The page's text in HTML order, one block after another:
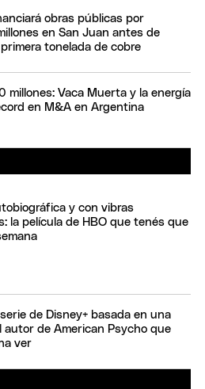
obras públicas por
en San Juan antes de
tonelada de cobre
millones: Vaca Muerta y la energía
en M&A en Argentina
y con vibras
la película de HBO que tenés que
de Disney+ basada en una
autor de American Psycho que
ver